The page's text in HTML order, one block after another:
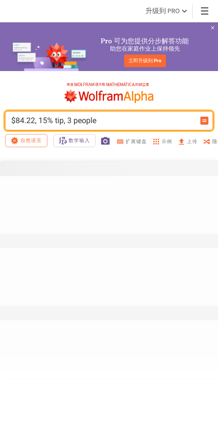
升级到 PRO
Pro 可为您提供分步解答功能
助您在家庭作业上保持领先
立即升级到 Pro
$84.22, 15% tip, 3 people
自然语言 数学输入 扩展键盘 示例 上传